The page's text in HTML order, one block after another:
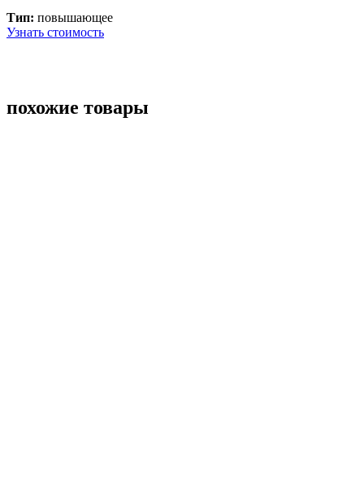
Тип: повышающее
Узнать стоимость
похожие товары